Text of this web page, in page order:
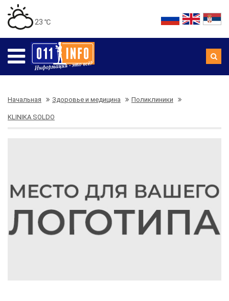
23 ℃
Начальная Здоровье и медицина Поликлиники
KLINIKA SOLDO